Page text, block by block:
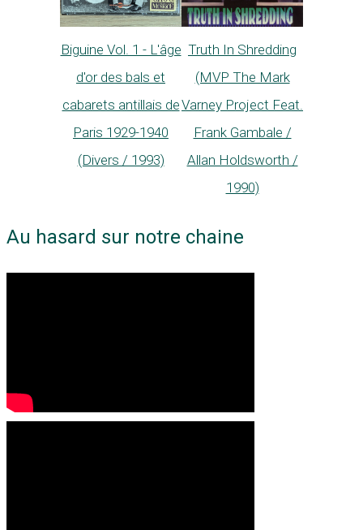
Biguine Vol. 1 - L'âge
d'or des bals et
cabarets antillais de
Paris 1929-1940
(Divers / 1993)
Truth In Shredding
(MVP The Mark
Varney Project Feat.
Frank Gambale /
Allan Holdsworth /
1990)
Au hasard sur notre chaine